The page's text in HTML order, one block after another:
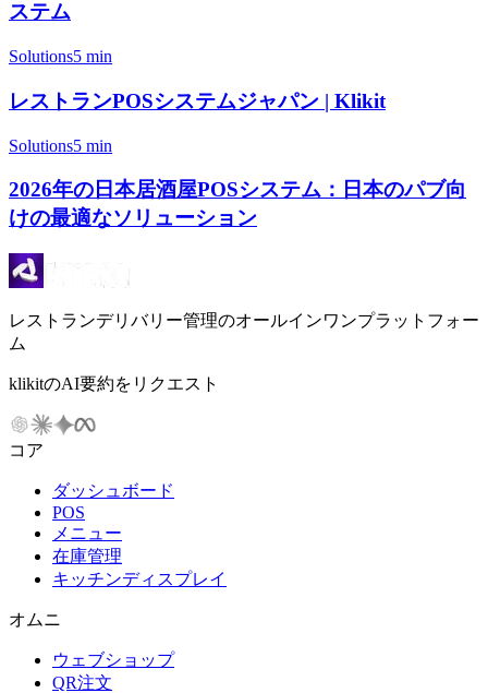
ステム
Solutions5 min
レストランPOSシステムジャパン | Klikit
Solutions5 min
2026年の日本居酒屋POSシステム：日本のパブ向
けの最適なソリューション
レストランデリバリー管理のオールインワンプラットフォー
ム
klikitのAI要約をリクエスト
コア
ダッシュボード
POS
メニュー
在庫管理
キッチンディスプレイ
オムニ
ウェブショップ
QR注文